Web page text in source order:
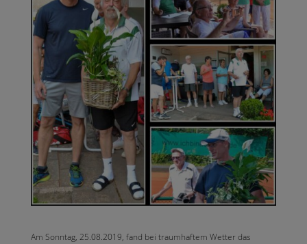
Am Sonntag, 25.08.2019, fand bei traumhaftem Wetter das